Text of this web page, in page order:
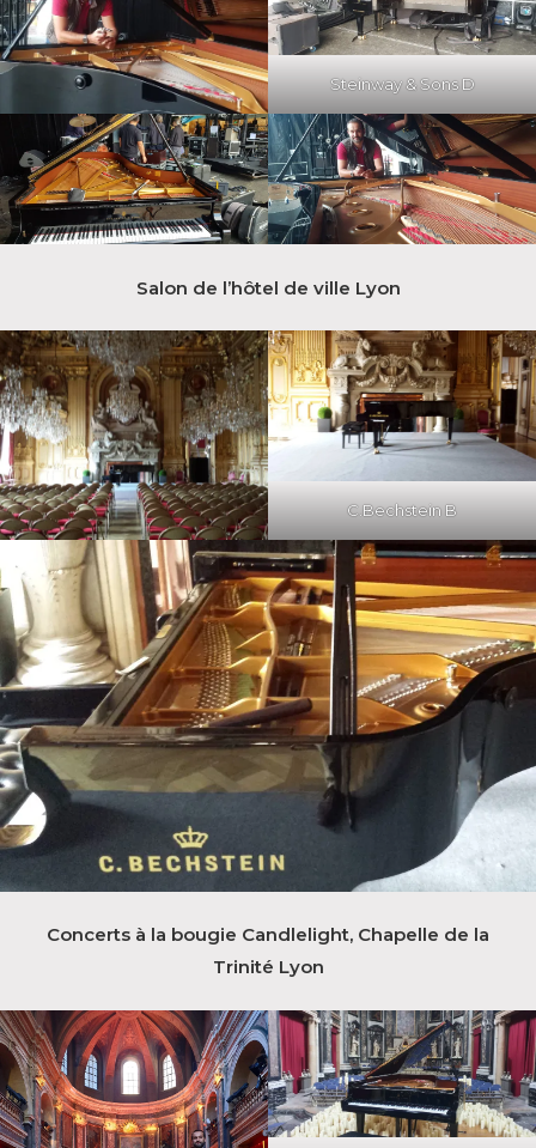
Steinway & Sons D
Salon de l’hôtel de ville Lyon
C.Bechstein B
Concerts à la bougie Candlelight, Chapelle de la
Trinité Lyon